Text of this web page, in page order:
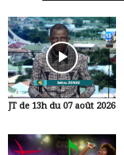
JT de 13h du 07 août 2026